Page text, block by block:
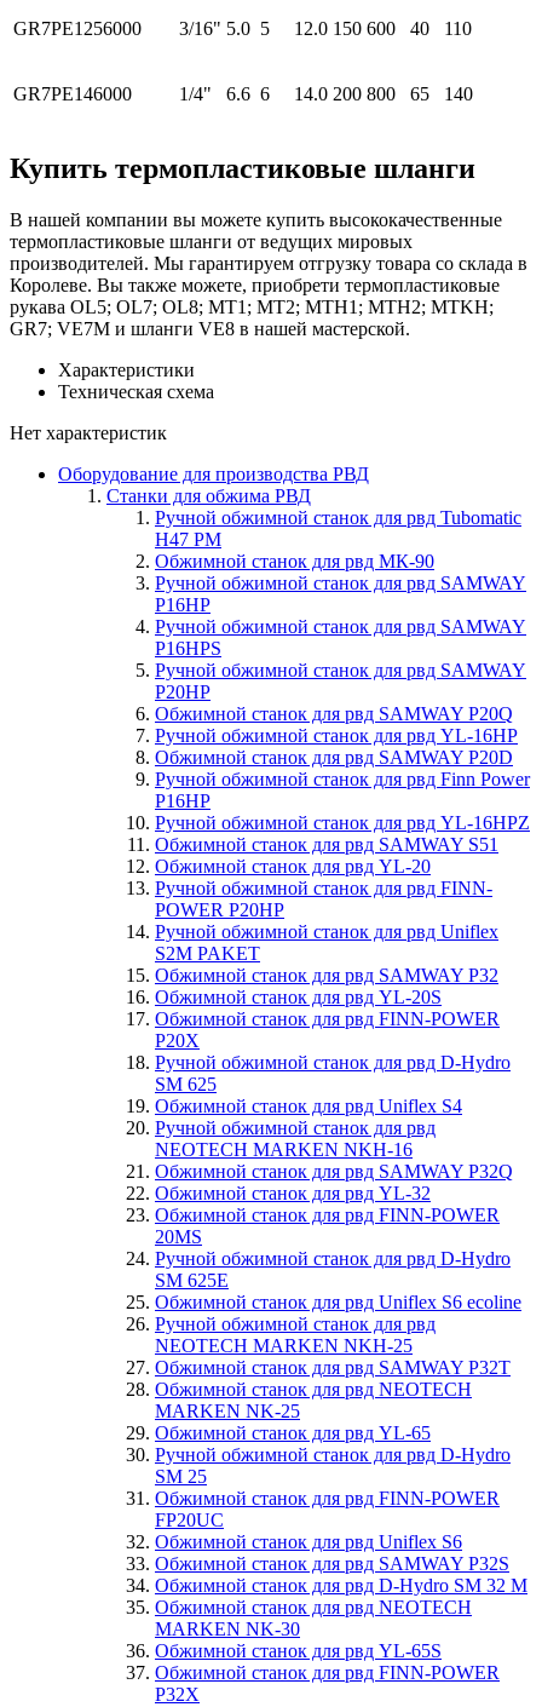
GR7PE1256000 3/16" 5.0 5 12.0 150 600 40 110
GR7PE146000 1/4" 6.6 6 14.0 200 800 65 140
Купить термопластиковые шланги
В нашей компании вы можете купить высококачественные
термопластиковые шланги от ведущих мировых
производителей. Мы гарантируем отгрузку товара со склада в
Королеве. Вы также можете, приобрети термопластиковые
рукава OL5; OL7; OL8; MT1; MT2; MTH1; MTH2; MTKH;
GR7; VE7M и шланги VE8 в нашей мастерской.
Характеристики
Техническая схема
Нет характеристик
Оборудование для производства РВД
Станки для обжима РВД
Ручной обжимной станок для рвд Tubomatic
H47 PM
Обжимной станок для рвд МК-90
Ручной обжимной станок для рвд SAMWAY
P16HP
Ручной обжимной станок для рвд SAMWAY
P16HPS
Ручной обжимной станок для рвд SAMWAY
P20HP
Обжимной станок для рвд SAMWAY P20Q
Ручной обжимной станок для рвд YL-16HP
Обжимной станок для рвд SAMWAY P20D
Ручной обжимной станок для рвд Finn Power
P16HP
Ручной обжимной станок для рвд YL-16HPZ
Обжимной станок для рвд SAMWAY S51
Обжимной станок для рвд YL-20
Ручной обжимной станок для рвд FINN-
POWER P20HP
Ручной обжимной станок для рвд Uniflex
S2M PAKET
Обжимной станок для рвд SAMWAY P32
Обжимной станок для рвд YL-20S
Обжимной станок для рвд FINN-POWER
P20X
Ручной обжимной станок для рвд D-Hydro
SM 625
Обжимной станок для рвд Uniflex S4
Ручной обжимной станок для рвд
NEOTECH MARKEN NKH-16
Обжимной станок для рвд SAMWAY P32Q
Обжимной станок для рвд YL-32
Обжимной станок для рвд FINN-POWER
20MS
Ручной обжимной станок для рвд D-Hydro
SM 625E
Обжимной станок для рвд Uniflex S6 ecoline
Ручной обжимной станок для рвд
NEOTECH MARKEN NKH-25
Обжимной станок для рвд SAMWAY P32T
Обжимной станок для рвд NEOTECH
MARKEN NK-25
Обжимной станок для рвд YL-65
Ручной обжимной станок для рвд D-Hydro
SM 25
Обжимной станок для рвд FINN-POWER
FP20UC
Обжимной станок для рвд Uniflex S6
Обжимной станок для рвд SAMWAY P32S
Обжимной станок для рвд D-Hydro SM 32 M
Обжимной станок для рвд NEOTECH
MARKEN NK-30
Обжимной станок для рвд YL-65S
Обжимной станок для рвд FINN-POWER
P32X